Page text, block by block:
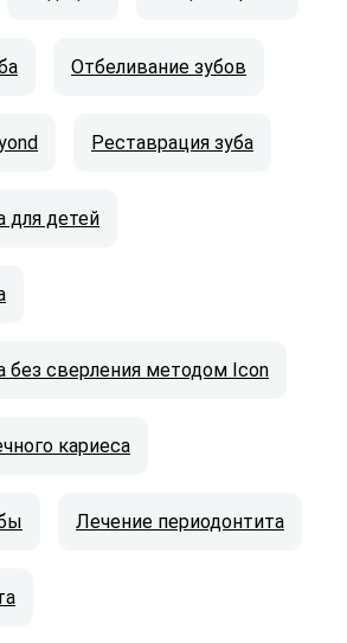
Отбеливание зубов
Реставрация зуба
для детей
без сверления методом Icon
кариеса
Лечение периодонтита